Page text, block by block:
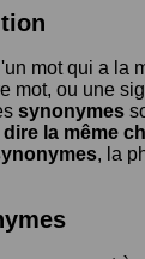
mot qui a la
mot, ou une
synonymes
la même
, la